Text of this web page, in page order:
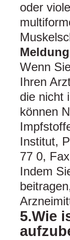
oder
Wenn
Ihren
die nicht
können
Institut,
77 0,
Indem
5.Wie